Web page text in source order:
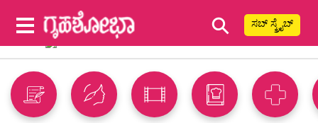
⚲ ಸಬ್ ಸ್ಕ್ರೈಬ್